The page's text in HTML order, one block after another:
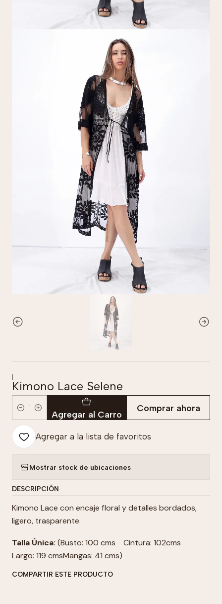
|
Kimono Lace Selene
Cantidad Agregar al Carro
Comprar ahora
Agregar a la lista de favoritos
Mostrar stock de ubicaciones
DESCRIPCIÓN
Kimono Lace con encaje floral y detalles bordados,
ligero, trasparente.
Talla Única: (Busto: 100 cms Cintura: 102cms
Largo: 119 cmsMangas: 41 cms)
COMPARTIR ESTE PRODUCTO